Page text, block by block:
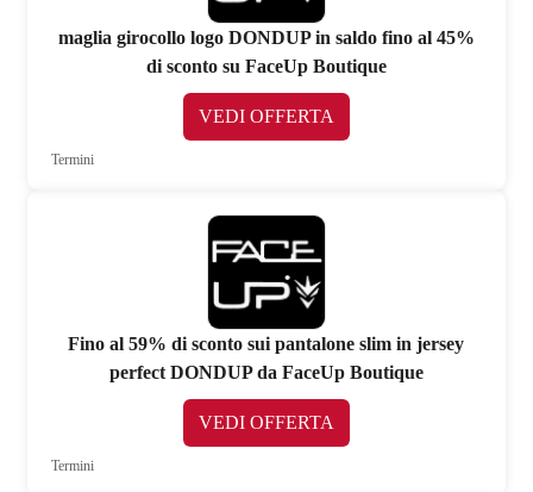
maglia girocollo logo DONDUP in saldo fino al 45%
di sconto su FaceUp Boutique
VEDI OFFERTA
Termini
Fino al 59% di sconto sui pantalone slim in jersey
perfect DONDUP da FaceUp Boutique
VEDI OFFERTA
Termini